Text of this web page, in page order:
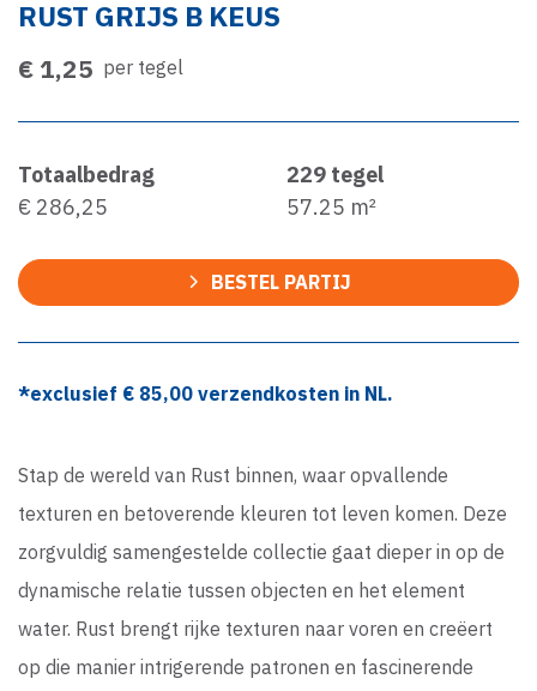
RUST GRIJS B KEUS
€ 1,25 per tegel
Totaalbedrag
€ 286,25
229 tegel
57.25 m²
BESTEL PARTIJ
*exclusief € 85,00 verzendkosten in NL.
Stap de wereld van Rust binnen, waar opvallende
texturen en betoverende kleuren tot leven komen. Deze
zorgvuldig samengestelde collectie gaat dieper in op de
dynamische relatie tussen objecten en het element
water. Rust brengt rijke texturen naar voren en creëert
op die manier intrigerende patronen en fascinerende